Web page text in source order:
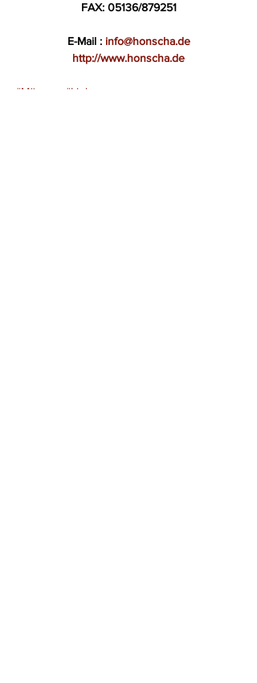
FAX: 05136/879251
E-Mail : info@honscha.de
http://www.honscha.de
#Münzen
#Links